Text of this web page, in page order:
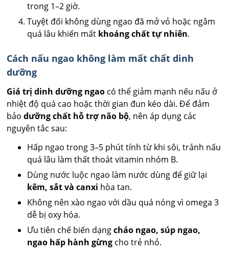
trong 1–2 giờ.
Tuyệt đối không dùng ngao đã mở vỏ hoặc ngâm
quá lâu khiến mất khoáng chất tự nhiên.
Cách nấu ngao không làm mất chất dinh
dưỡng
Giá trị dinh dưỡng ngao có thể giảm mạnh nếu nấu ở
nhiệt độ quá cao hoặc thời gian đun kéo dài. Để đảm
bảodưỡng chất hỗ trợ não bộ, nên áp dụng các
nguyên tắc sau:
Hấp ngao trong 3–5 phút tính từ khi sôi, tránh nấu
quá lâu làm thất thoát vitamin nhóm B.
Dùng nước luộc ngao làm nước dùng để giữ lại
kẽm, sắt và canxi hòa tan.
Không nên xào ngao với dầu quá nóng vì omega 3
dễ bị oxy hóa.
Ưu tiên chế biến dạngcháo ngao, súp ngao,
ngao hấp hành gừng cho trẻ nhỏ.